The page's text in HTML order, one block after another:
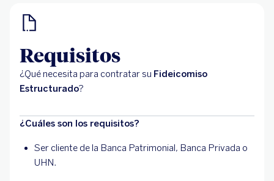
Requisitos
¿Qué necesita para contratar su Fideicomiso
Estructurado?
¿Cuáles son los requisitos?
Ser cliente de la Banca Patrimonial, Banca Privada o
UHN.